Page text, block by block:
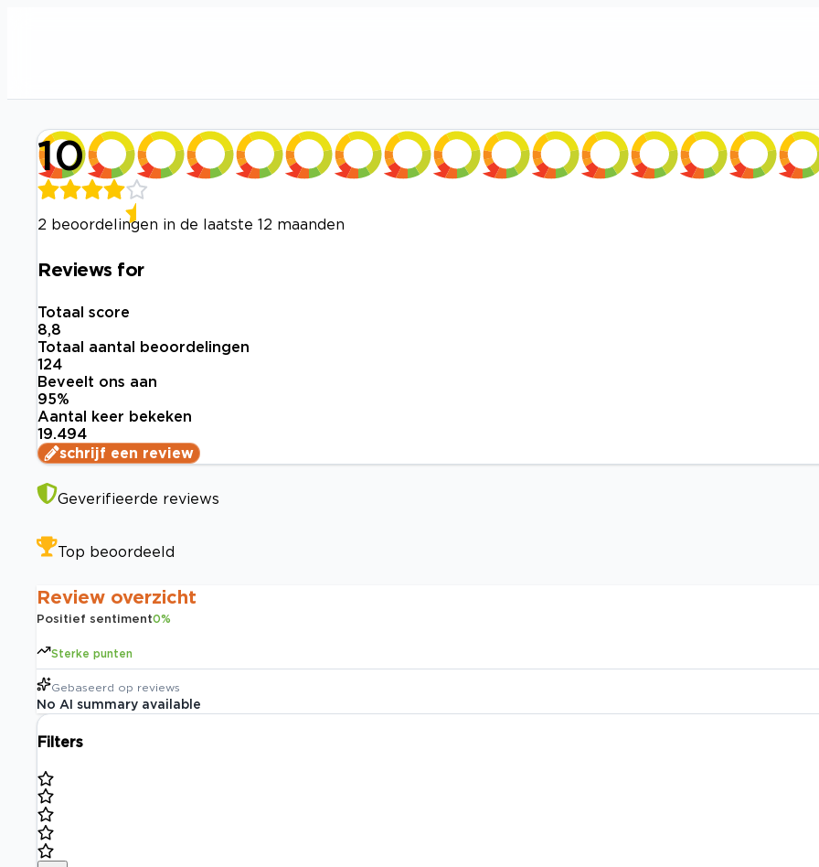
10
2 beoordelingen in de laatste 12 maanden
Reviews for
Totaal score
8,8
Totaal aantal beoordelingen
124
Beveelt ons aan
95%
Aantal keer bekeken
19.494
schrijf een review
Geverifieerde reviews
Top beoordeeld
Review overzicht
Positief sentiment0%
Sterke punten
Gebaseerd op reviews
No AI summary available
Filters